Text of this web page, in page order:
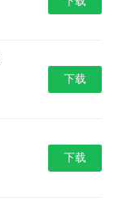
下载
下载